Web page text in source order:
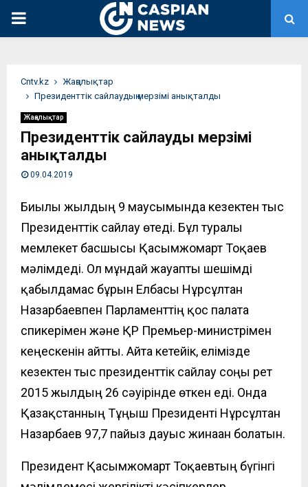
PRIMARY
Сntv.kz
Жаңалықтар
Президенттік сайлаудың мерзімі анықталды
Жаңалықтар
Президенттік сайлаудың мерзімі
анықталды
09.04.2019
Биылғы жылдың 9 маусымында кезектен тыс
Президенттік сайлау өтеді. Бұл туралы
мемлекет басшысы Қасымжомарт Тоқаев
мәлімдеді. Ол мұндай жауапты шешімді
қабылдамас бұрын Елбасы Нұрсұлтан
Назарбаевпен Парламенттің қос палата
спикерімен және ҚР Премьер-министрімен
кеңескенін айтты. Айта кетейік, елімізде
кезектен тыс президенттік сайлау соңғы рет
2015 жылдың 26 сәуірінде өткен еді. Онда
Қазақстанның Тұңғыш Президенті Нұрсұлтан
Назарбаев 97,7 пайыз дауыс жинаған болатын.
Президент Қасымжомарт Тоқаевтың бүгінгі